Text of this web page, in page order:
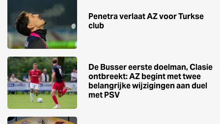
Penetra verlaat AZ voor Turkse
club
De Busser eerste doelman, Clasie
ontbreekt: AZ begint met twee
belangrijke wijzigingen aan duel
met PSV